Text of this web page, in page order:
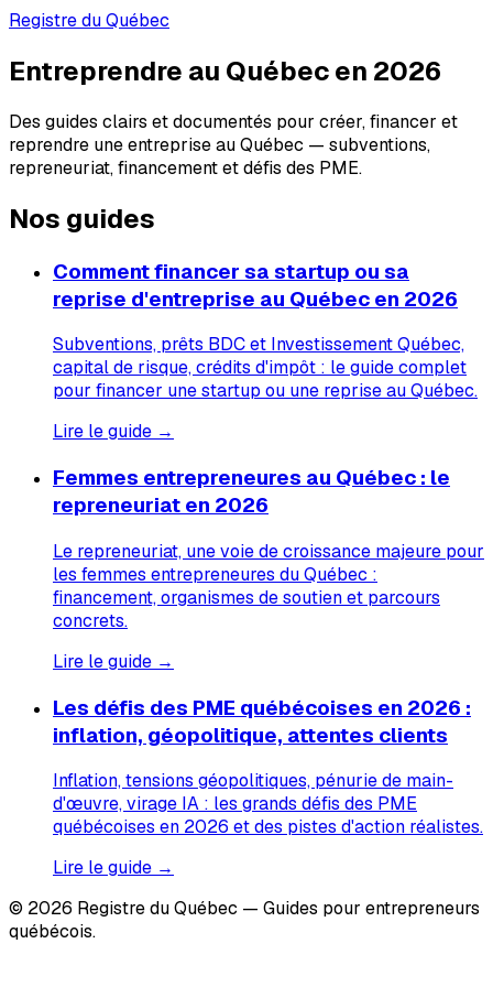
Registre du Québec
Entreprendre au Québec en 2026
Des guides clairs et documentés pour créer, financer et
reprendre une entreprise au Québec — subventions,
repreneuriat, financement et défis des PME.
Nos guides
Comment financer sa startup ou sa
reprise d'entreprise au Québec en 2026
Subventions, prêts BDC et Investissement Québec,
capital de risque, crédits d'impôt : le guide complet
pour financer une startup ou une reprise au Québec.
Lire le guide →
Femmes entrepreneures au Québec : le
repreneuriat en 2026
Le repreneuriat, une voie de croissance majeure pour
les femmes entrepreneures du Québec :
financement, organismes de soutien et parcours
concrets.
Lire le guide →
Les défis des PME québécoises en 2026 :
inflation, géopolitique, attentes clients
Inflation, tensions géopolitiques, pénurie de main-
d'œuvre, virage IA : les grands défis des PME
québécoises en 2026 et des pistes d'action réalistes.
Lire le guide →
© 2026 Registre du Québec — Guides pour entrepreneurs
québécois.